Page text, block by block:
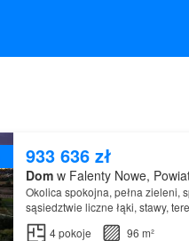
933 636 zł
Domw Falenty Nowe,
Okolica spokojna, pełna zieleni,
sąsiedztwie liczne łąki, stawy,
park handlowy Janki 5 minut,
4pokoje 96 m²